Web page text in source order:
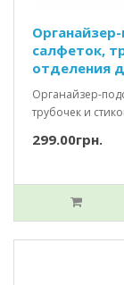
салфеток,
отделения
Органайзер-
трубочек и
299.00грн.